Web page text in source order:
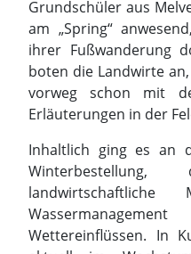
Inhaltlich ging es an
Winterbestellung,
Wettereinflüssen. In
Modellen
bereitgestellten
entsprechendem
Schulkindern das
vermittelt.